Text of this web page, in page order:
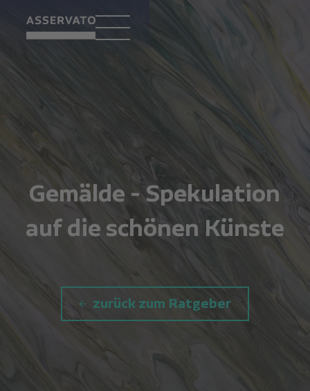
Gemälde - Spekulation
auf die schönen Künste
zurück zum Ratgeber